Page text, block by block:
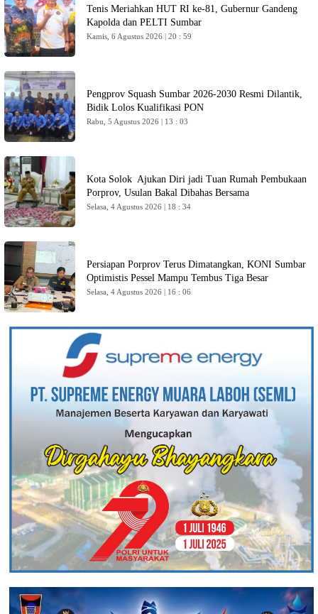
Tenis Meriahkan HUT RI ke-81, Gubernur Gandeng
Kapolda dan PELTI Sumbar
Kamis, 6 Agustus 2026 | 20 : 59
Pengprov Squash Sumbar 2026-2030 Resmi Dilantik,
Bidik Lolos Kualifikasi PON
Rabu, 5 Agustus 2026 | 13 : 03
Kota Solok Ajukan Diri jadi Tuan Rumah Pembukaan
Porprov, Usulan Bakal Dibahas Bersama
Selasa, 4 Agustus 2026 | 18 : 34
Persiapan Porprov Terus Dimatangkan, KONI Sumbar
Optimistis Pessel Mampu Tembus Tiga Besar
Selasa, 4 Agustus 2026 | 16 : 06